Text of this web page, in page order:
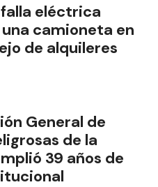
eléctrica
camioneta en
de alquileres
General de
de la
39 años de